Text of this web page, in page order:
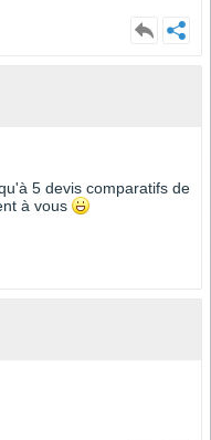
5 devis comparatifs de
à vous